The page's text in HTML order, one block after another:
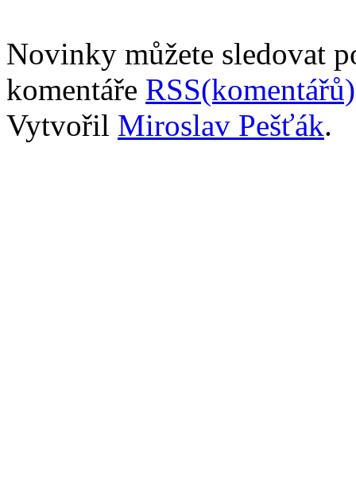
Novinky můžete sledovat
komentáře RSS(komentářů)
Vytvořil Miroslav Pešťák.